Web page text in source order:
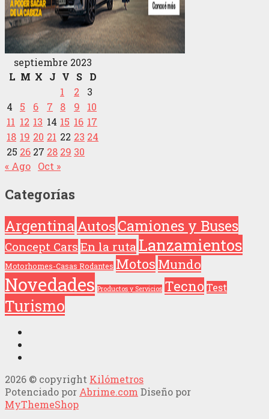
septiembre 2023
L M X J V S
D
1
2
3
4
5 6 7 8 9
10
11 12 13 14 15 16 17
18 19 20 21 22 23 24
25 26 27 28 29 30
« Ago
Oct »
Categorías
ArgentinaAutosCamiones y Buses
Concept Cars En la ruta Lanzamientos
Motorhomes-Casas Rodantes Motos Mundo
Novedades Productos y Servicios Tecno Test
Turismo
2026 © copyright Kilómetros
Potenciado por Abrime.com Diseño por
MyThemeShop